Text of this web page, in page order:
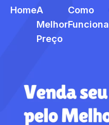
HomeA
Melhor
Preço
Como
Funciona